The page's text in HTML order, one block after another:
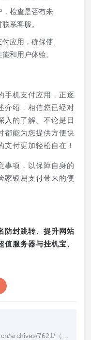
，检查是否有未
系客服。
付应用，确保使
和用户体验。
手机支付应用，正逐
介绍，相信您已经对
入的了解。不论是日
都能为您提供方便快
付更加轻松自在！
事项，以保障自身的
家银易支付带来的便
防封跳转、提升网站
服务器与挂机宝、
archives/7621/ （转载时请注明本文出处及文章链接）